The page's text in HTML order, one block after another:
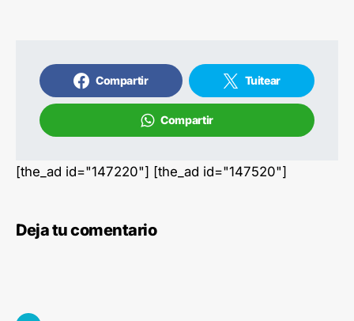
Compartir Tuitear
Compartir
[the_ad id="147220"] [the_ad id="147520"]
Deja tu comentario